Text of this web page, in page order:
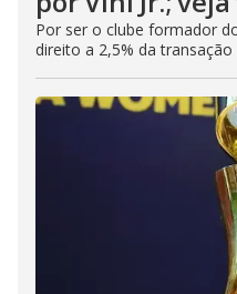
Por ser o clube formador
direito a 2,5% da